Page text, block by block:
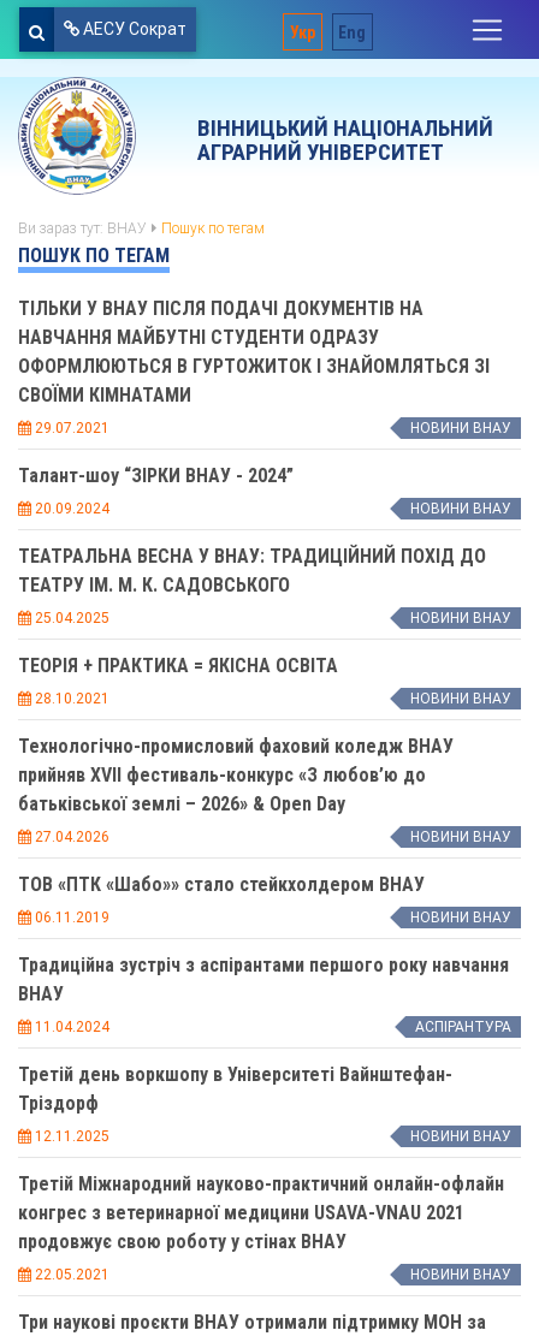
АЕСУ Сократ Укр Eng
ВІННИЦЬКИЙ НАЦІОНАЛЬНИЙ
АГРАРНИЙ УНІВЕРСИТЕТ
Ви зараз тут: ВНАУ Пошук по тегам
ПОШУК ПО ТЕГАМ
ТІЛЬКИ У ВНАУ ПІСЛЯ ПОДАЧІ ДОКУМЕНТІВ НА
НАВЧАННЯ МАЙБУТНІ СТУДЕНТИ ОДРАЗУ
ОФОРМЛЮЮТЬСЯ В ГУРТОЖИТОК І ЗНАЙОМЛЯТЬСЯ ЗІ
СВОЇМИ КІМНАТАМИ
29.07.2021 НОВИНИ ВНАУ
Талант-шоу “ЗІРКИ ВНАУ - 2024”
20.09.2024 НОВИНИ ВНАУ
ТЕАТРАЛЬНА ВЕСНА У ВНАУ: ТРАДИЦІЙНИЙ ПОХІД ДО
ТЕАТРУ ІМ. М. К. САДОВСЬКОГО
25.04.2025 НОВИНИ ВНАУ
ТЕОРІЯ + ПРАКТИКА = ЯКІСНА ОСВІТА
28.10.2021 НОВИНИ ВНАУ
Технологічно-промисловий фаховий коледж ВНАУ
прийняв XVII фестиваль-конкурс «З любов’ю до
батьківської землі – 2026» & Open Day
27.04.2026 НОВИНИ ВНАУ
ТОВ «ПТК «Шабо»» стало стейкхолдером ВНАУ
06.11.2019 НОВИНИ ВНАУ
Традиційна зустріч з аспірантами першого року навчання
ВНАУ
11.04.2024 АСПІРАНТУРА
Третій день воркшопу в Університеті Вайнштефан-
Тріздорф
12.11.2025 НОВИНИ ВНАУ
Третій Міжнародний науково-практичний онлайн-офлайн
конгрес з ветеринарної медицини USAVA-VNAU 2021
продовжує свою роботу у стінах ВНАУ
22.05.2021 НОВИНИ ВНАУ
Три наукові проєкти ВНАУ отримали підтримку МОН за